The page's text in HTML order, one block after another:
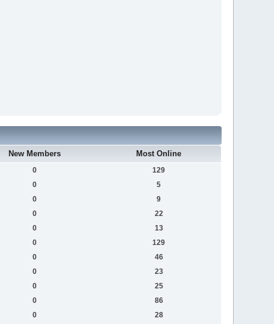
New Members Most Online
0
129
0
5
0
9
0
22
0
13
0
129
0
46
0
23
0
25
0
86
0
28